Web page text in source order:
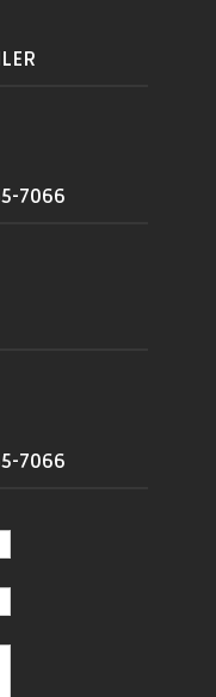
7066
7066